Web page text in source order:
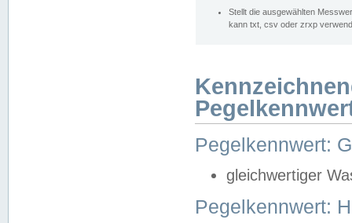
Stellt die ausgewählten
kann txt, csv oder zrxp
Pegelkennwert:
gleichwertiger
Pegelkennwert: